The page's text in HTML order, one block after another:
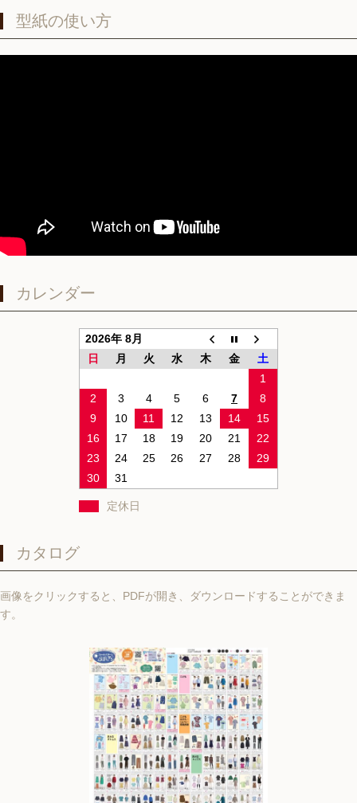
型紙の使い方
カレンダー
2026年 8月
日
月 火 水 木 金
土
1
2
3 4 5 6 7
8
9
10 11 12 13 14
15
16
17 18 19 20 21
22
23
24 25 26 27 28
29
30
31
定休日
カタログ
画像をクリックすると、PDFが開き、ダウンロードすることができま
す。